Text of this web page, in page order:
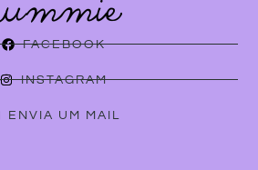
FACEBOOK
INSTAGRAM
ENVIA UM MAIL